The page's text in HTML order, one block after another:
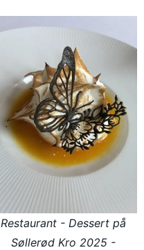
Restaurant - Dessert på
Søllerød Kro 2025 -